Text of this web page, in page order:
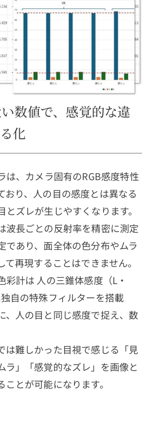
数値で、感覚的な違
化
は、カメラ固有のRGB感度特性
おり、人の目の感度とは異なる
ズレが生じやすくなります。
波長ごとの反射率を精密に測定
であり、面全体の色分布やムラ
て再現することはできません。
彩計は 人の三錐体感度（L・
自の特殊フィルターを搭載
、人の目と同じ感度で捉え、数
は難しかった目視で感じる「見
ラ」「感覚的なズレ」を画像と
とが可能になります。